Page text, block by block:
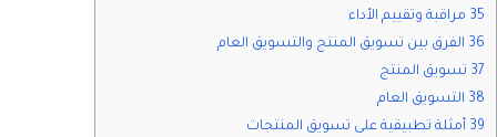
35 مراقبة وتقييم الأداء
36 الفرق بين تسويق المنتج والتسويق العام
37 تسويق المنتج
38 التسويق العام
39 أمثلة تطبيقية على تسويق المنتجات